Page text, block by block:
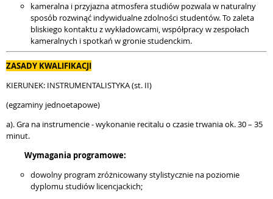
kameralna i przyjazna atmosfera studiów pozwala w naturalny
sposób rozwinąć indywidualne zdolności studentów. To zaleta
bliskiego kontaktu z wykładowcami, współpracy w zespołach
kameralnych i spotkań w gronie studenckim.
ZASADY KWALIFIKACJI
KIERUNEK: INSTRUMENTALISTYKA (st. II)
(egzaminy jednoetapowe)
a). Gra na instrumencie - wykonanie recitalu o czasie trwania ok. 30 – 35
minut.
Wymagania programowe:
dowolny program zróżnicowany stylistycznie na poziomie
dyplomu studiów licencjackich;